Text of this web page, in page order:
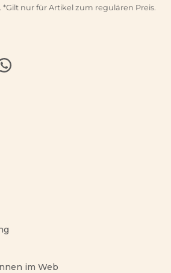
nur für Artikel zum regulären Preis.
im Web